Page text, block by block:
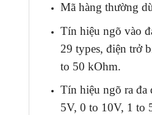
Mã hàng thường
Tín hiệu ngõ vào
29 types, điện trở
to 50 kOhm.
Tín hiệu ngõ ra
5V, 0 to 10V, 1 to